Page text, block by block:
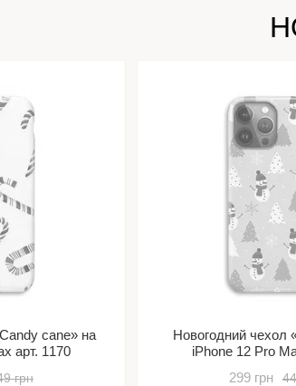
cane» на
арт. 1170
грн
Новогодний чехол
iPhone 12 Pro
299 грн